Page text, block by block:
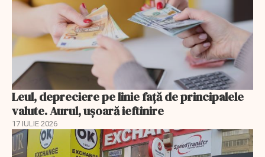
Leul, depreciere pe linie faţă de principalele
valute. Aurul, uşoară ieftinire
17 IULIE 2026